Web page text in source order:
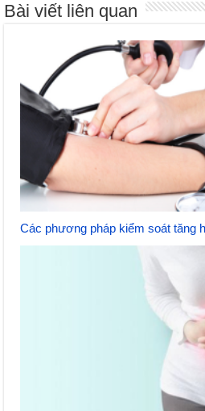
Bài viết liên quan
Các phương pháp kiểm soát tăng